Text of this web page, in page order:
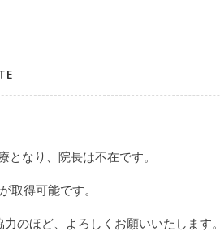
となり、院長は不在です。
取得可能です。
のほど、よろしくお願いいたします。